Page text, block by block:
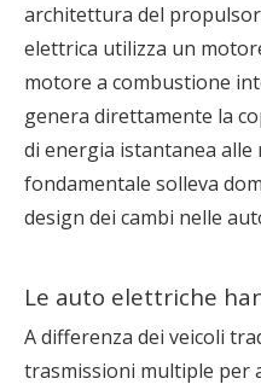
architettura del
elettrica utilizza un
motore a combustione
genera direttamente la
di energia istantanea
fondamentale solleva
design dei cambi nelle
Le auto elettriche
A differenza dei veicoli
trasmissioni multiple per